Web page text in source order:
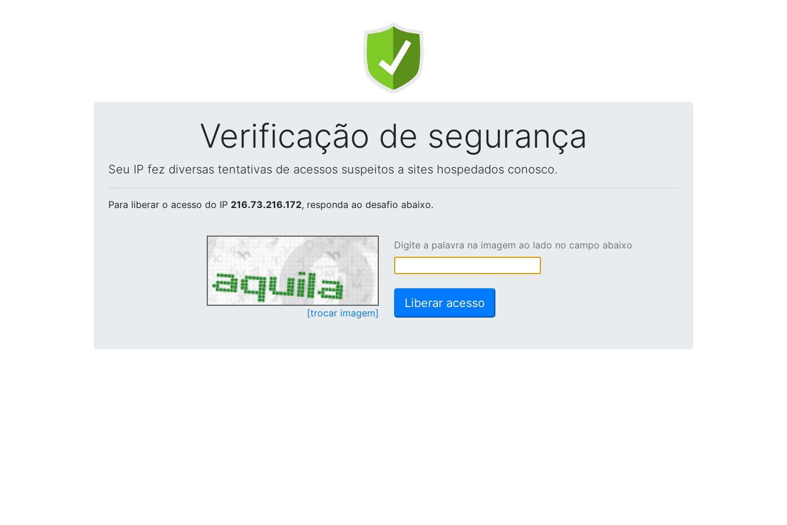
Verificação de segurança
Seu IP fez diversas tentativas de acessos suspeitos a sites hospedados conosco.
Para liberar o acesso do IP 216.73.216.172, responda ao desafio abaixo.
[trocar imagem]
Digite a palavra na imagem ao lado no campo abaixo